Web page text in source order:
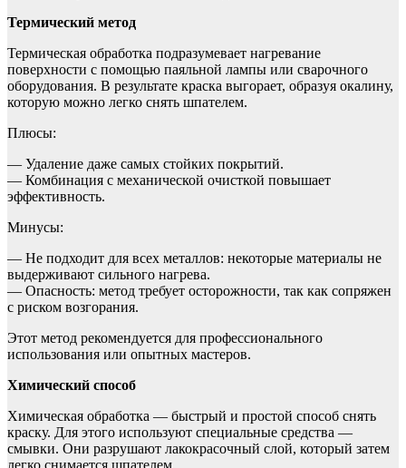
Термический метод
Термическая обработка подразумевает нагревание
поверхности с помощью паяльной лампы или сварочного
оборудования. В результате краска выгорает, образуя окалину,
которую можно легко снять шпателем.
Плюсы:
— Удаление даже самых стойких покрытий.
— Комбинация с механической очисткой повышает
эффективность.
Минусы:
— Не подходит для всех металлов: некоторые материалы не
выдерживают сильного нагрева.
— Опасность: метод требует осторожности, так как сопряжен
с риском возгорания.
Этот метод рекомендуется для профессионального
использования или опытных мастеров.
Химический способ
Химическая обработка — быстрый и простой способ снять
краску. Для этого используют специальные средства —
смывки. Они разрушают лакокрасочный слой, который затем
легко снимается шпателем.